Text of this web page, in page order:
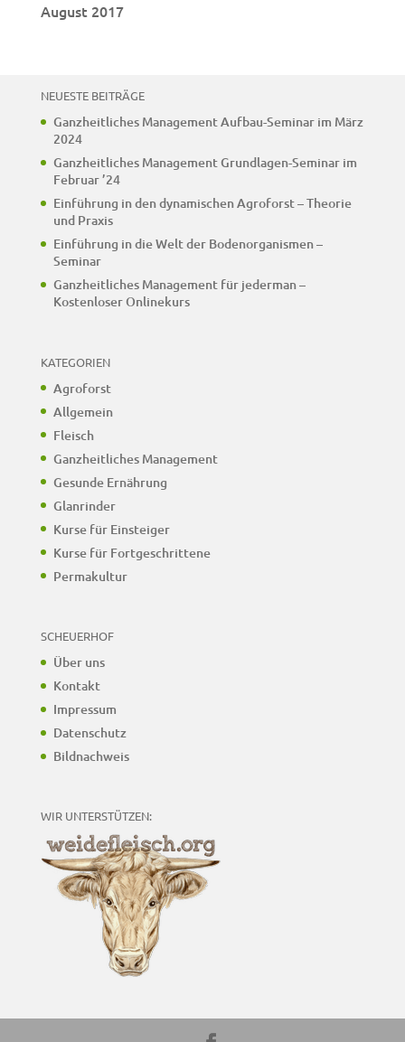
August 2017
NEUESTE BEITRÄGE
Ganzheitliches Management Aufbau-Seminar im März
2024
Ganzheitliches Management Grundlagen-Seminar im
Februar ’24
Einführung in den dynamischen Agroforst – Theorie
und Praxis
Einführung in die Welt der Bodenorganismen –
Seminar
Ganzheitliches Management für jederman –
Kostenloser Onlinekurs
KATEGORIEN
Agroforst
Allgemein
Fleisch
Ganzheitliches Management
Gesunde Ernährung
Glanrinder
Kurse für Einsteiger
Kurse für Fortgeschrittene
Permakultur
SCHEUERHOF
Über uns
Kontakt
Impressum
Datenschutz
Bildnachweis
WIR UNTERSTÜTZEN: